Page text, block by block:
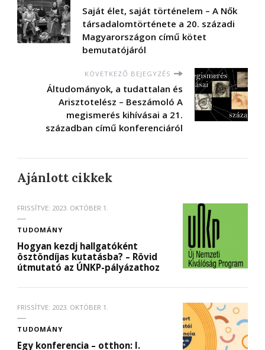
Saját élet, saját történelem – A Nők
társadalomtörténete a 20. századi
Magyarországon című kötet
bemutatójáról
KÖVETKEZŐ BEJEGYZÉS
Áltudományok, a tudattalan és
Arisztotelész – Beszámoló A
megismerés kihívásai a 21.
században című konferenciáról
Ajánlott cikkek
FRISSÍTVE: 2023. OKTÓBER 1.
TUDOMÁNY
Hogyan kezdj hallgatóként
ösztöndíjas kutatásba? – Rövid
útmutató az ÚNKP-pályázathoz
FRISSÍTVE: 2023. OKTÓBER 1.
TUDOMÁNY
Egy konferencia – otthon: I.